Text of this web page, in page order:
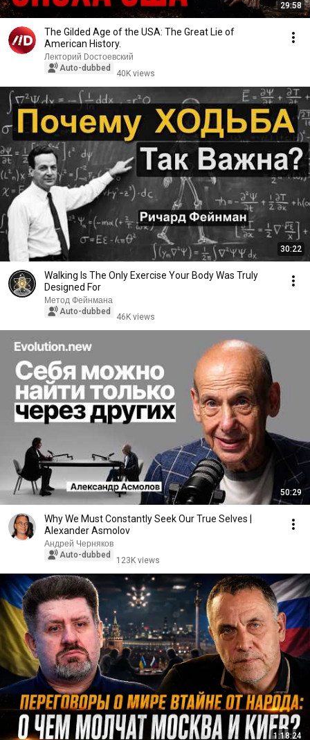
29:58
The Gilded Age of the USA: The Great Lie of
American History.
Лекторий Dостоевский
Auto-dubbed
40K views
30:22
Walking Is The Only Exercise Your Body Was Truly
Designed For
Метод Фейнмана
Auto-dubbed
46K views
50:29
Why We Must Constantly Seek Our True Selves |
Alexander Asmolov
Андрей Черняков
Auto-dubbed
123K views
1:18:24